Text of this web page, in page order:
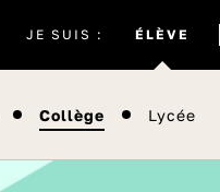
JE SUIS : ÉLÈVE
Collège Lycée